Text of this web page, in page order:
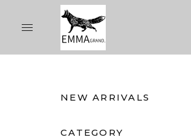
NEW ARRIVALS
CATEGORY